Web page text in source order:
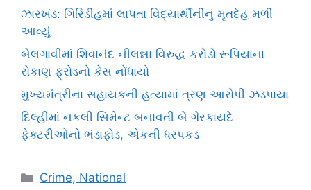
ઝારખંડ: ગિરિડીહમાં લાપતા વિદ્યાર્થીનીનું મૃતદેહ મળી
આવ્યું
બેલગાવીમાં શિવાનંદ નીલન્ના વિરુદ્ધ કરોડો રૂપિયાના
રોકાણ ફ્રોડનો કેસ નોંધાયો
મુખ્યમંત્રીના સહાયકની હત્યામાં ત્રણ આરોપી ઝડપાયા
દિલ્હીમાં નકલી સિમેન્ટ બનાવતી બે ગેરકાયદે
ફેક્ટરીઓનો ભંડાફોડ, એકની ધરપકડ
Categories
Crime, National